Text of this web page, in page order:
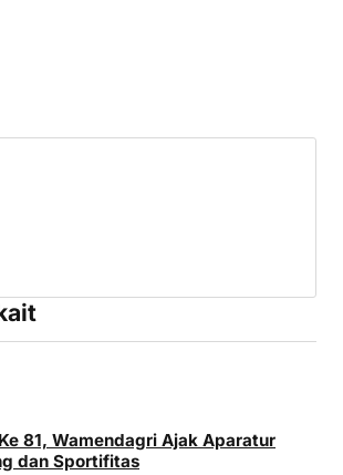
81, Wamendagri Ajak Aparatur
dan Sportifitas